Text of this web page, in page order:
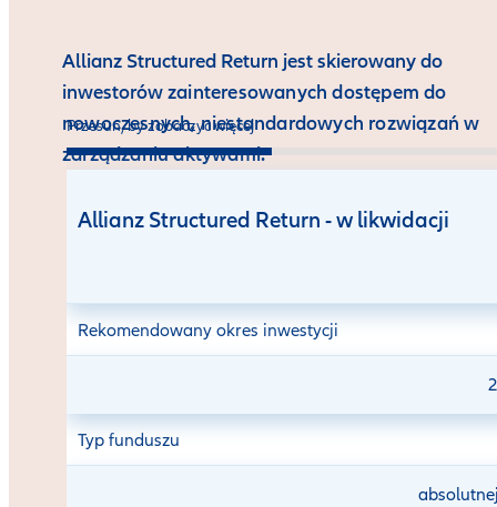
Allianz Structured Return jest skierowany do
inwestorówzainteresowanych dostępem do
nowoczesnych, niestandardowych rozwiązań w
zarządzaniu aktywami.
Przesuń, by zobaczyć więcej
Allianz Structured Return - w likwidacji
Rekomendowany okres inwestycji
Typ funduszu